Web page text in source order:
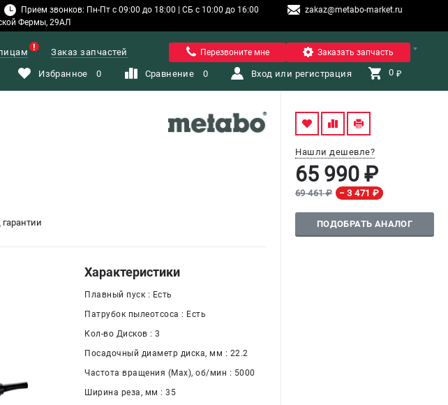
Прием звонков: Пн-Пт с 09:00 до 18:00 | СБ с 10:00 до 16:00
zakaz@metabo-market.ru
Фермы, 29АЛ
Санкт-Петербург
Заказ запчастей Перезвоните мне Заказать запчасть
Избранное 0 Сравнение 0 Вход или регистрация 0 ₽
гарантии
Нашли дешевле?
65 990 ₽
69 461 ₽ − 3 471 ₽
ПОДОБРАТЬ АНАЛОГ
Характеристики
Плавный пуск : Есть
Патрубок пылеотсоса : Есть
Кол-во Дисков : 3
Посадочный диаметр диска, мм : 22.2
Частота вращения (Max), об/мин : 5000
Ширина реза, мм : 35